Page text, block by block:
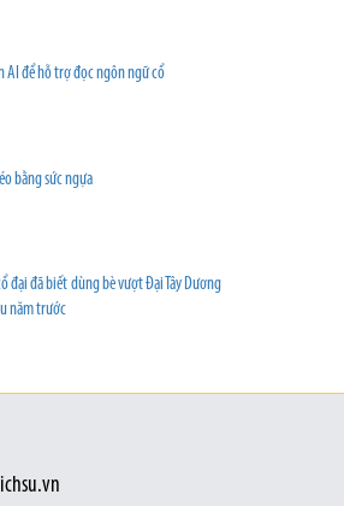
AI để hỗ trợ đọc ngôn ngữ cổ
bằng sức ngựa
đại đã biết dùng bè vượt Đại Tây Dương
năm trước